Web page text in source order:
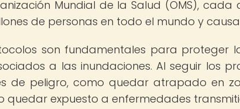
Mundial de la Salud (OMS),
de personas en todo el mundo y
son fundamentales para proteger
a las inundaciones. Al seguir los
de peligro, como quedar atrapado en
quedar expuesto a enfermedades